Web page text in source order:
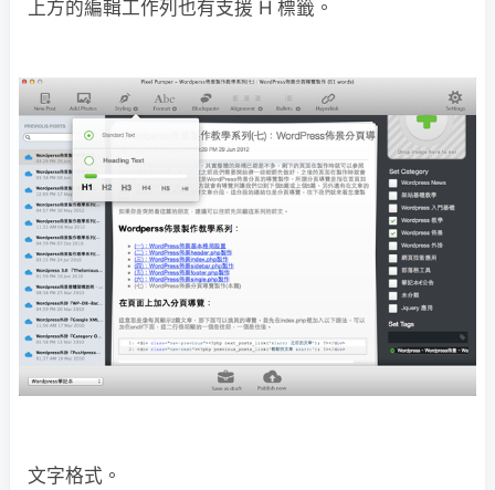
上方的編輯工作列也有支援 H 標籤。
文字格式。